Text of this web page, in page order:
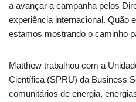
a avançar a campanha pelos
experiência internacional. Quão
estamos mostrando o caminho
Matthew trabalhou com a
Científica (SPRU) da Business
comunitários de energia,